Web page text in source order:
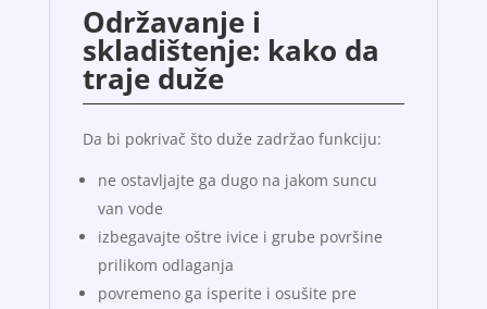
Održavanje i
skladištenje: kako da
traje duže
Da bi pokrivač što duže zadržao funkciju:
ne ostavljajte ga dugo na jakom suncu
van vode
izbegavajte oštre ivice i grube površine
prilikom odlaganja
povremeno ga isperite i osušite pre